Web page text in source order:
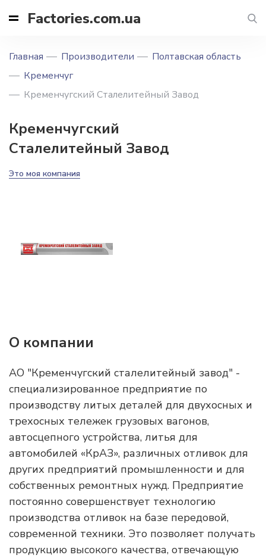
Factories.com.ua
Главная Производители
Полтавская область
Кременчуг
Кременчугский Cталелитейный Завод
Кременчугский
Cталелитейный Завод
Это моя компания
О компании
АО "Кременчугский сталелитейный завод" -
специализированное предприятие по
производству литых деталей для двухосных и
трехосных тележек грузовых вагонов,
автосцепного устройства, литья для
автомобилей «КрАЗ», различных отливок для
других предприятий промышленности и для
собственных ремонтных нужд. Предприятие
постоянно совершенствует технологию
производства отливок на базе передовой,
современной техники. Это позволяет получать
продукцию высокого качества, отвечающую